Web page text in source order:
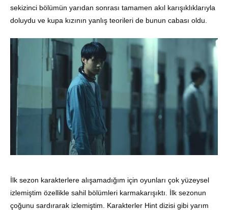
sekizinci bölümün yarıdan sonrası tamamen akıl karışıklıklarıyla
doluydu ve kupa kızının yanlış teorileri de bunun cabası oldu.
İlk sezon karakterlere alışamadığım için oyunları çok yüzeysel
izlemiştim özellikle sahil bölümleri karmakarışıktı. İlk sezonun
çoğunu sardırarak izlemiştim. Karakterler Hint dizisi gibi yarım